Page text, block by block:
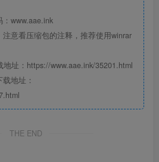
www.aae.ink
意看压缩包的注释，推荐使用winrar
址：https://www.aae.ink/35201.html
地址：
THE END